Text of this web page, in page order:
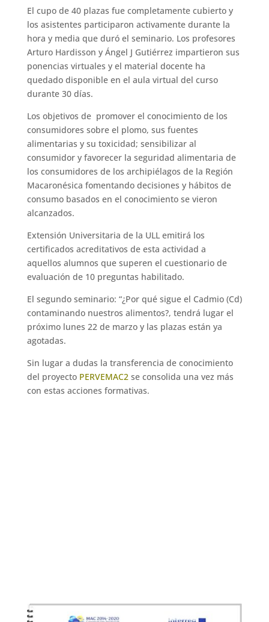
El cupo de 40 plazas fue completamente cubierto y
los asistentes participaron activamente durante la
hora y media que duró el seminario. Los profesores
Arturo Hardisson y Ángel J Gutiérrez impartieron sus
ponencias virtuales y el material docente ha
quedado disponible en el aula virtual del curso
durante 30 días.
Los objetivos de promover el conocimiento de los
consumidores sobre el plomo, sus fuentes
alimentarias y su toxicidad; sensibilizar al
consumidor y favorecer la seguridad alimentaria de
los consumidores de los archipiélagos de la Región
Macaronésica fomentando decisiones y hábitos de
consumo basados en el conocimiento se vieron
alcanzados.
Extensión Universitaria de la ULL emitirá los
certificados acreditativos de esta actividad a
aquellos alumnos que superen el cuestionario de
evaluación de 10 preguntas habilitado.
El segundo seminario: “¿Por qué sigue el Cadmio (Cd)
contaminando nuestros alimentos?, tendrá lugar el
próximo lunes 22 de marzo y las plazas están ya
agotadas.
Sin lugar a dudas la transferencia de conocimiento
del proyecto PERVEMAC2se consolida una vez más
con estas acciones formativas.